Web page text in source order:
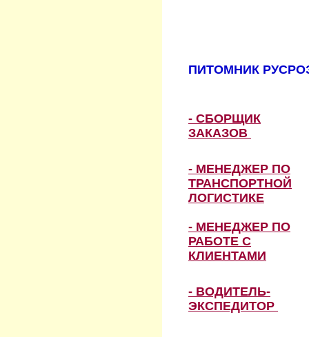
ПИТОМНИК
- СБОРЩИК
ЗАКАЗОВ
- МЕНЕДЖЕР ПО
ТРАНСПОРТНОЙ
ЛОГИСТИКЕ
- МЕНЕДЖЕР ПО
РАБОТЕ С
КЛИЕНТАМИ
- ВОДИТЕЛЬ-
ЭКСПЕДИТОР